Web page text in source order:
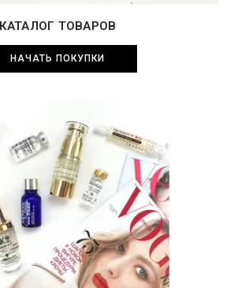
КАТАЛОГ ТОВАРОВ
НАЧАТЬ ПОКУПКИ